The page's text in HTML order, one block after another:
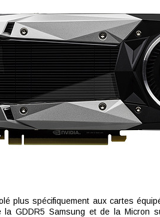
plus spécifiquement aux cartes
GDDR5 Samsung et de la Micron